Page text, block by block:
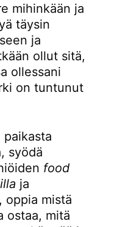
mihinkään ja
täysin
ja
ollut sitä,
ollessani
on tuntunut
paikasta
syödä
food
ja
oppia mistä
ostaa, mitä